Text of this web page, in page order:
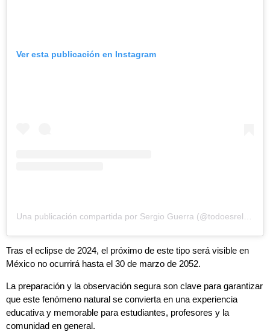
Ver esta publicación en Instagram
Tras el eclipse de 2024, el próximo de este tipo será visible en
México no ocurrirá hasta el 30 de marzo de 2052.
La preparación y la observación segura son clave para garantizar
que este fenómeno natural se convierta en una experiencia
educativa y memorable para estudiantes, profesores y la
comunidad en general.